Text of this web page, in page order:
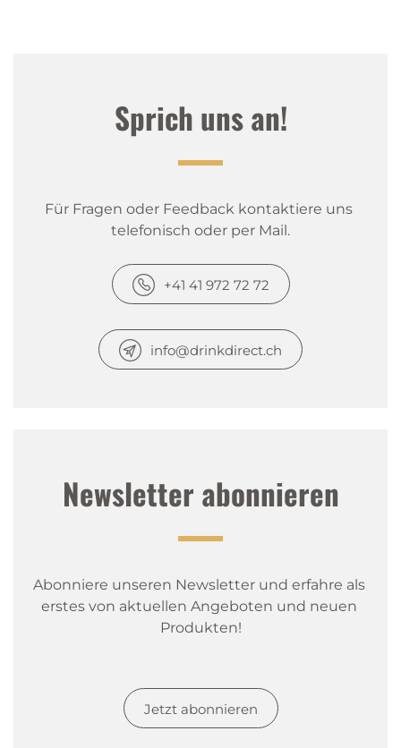
Sprich uns an!
Für Fragen oder Feedback kontaktiere uns
telefonisch oder per Mail.
+41 41 972 72 72
info@drinkdirect.ch
Newsletter abonnieren
Abonniere unseren Newsletter und erfahre als
erstes von aktuellen Angeboten und neuen
Produkten!
Jetzt abonnieren